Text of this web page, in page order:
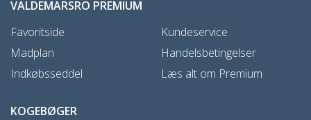
VALDEMARSRO PREMIUM
Favoritside
Madplan
Indkøbsseddel
Kundeservice
Handelsbetingelser
Læs alt om Premium
KOGEBØGER